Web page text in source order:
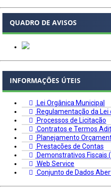
QUADRO DE AVISOS
INFORMAÇÕES ÚTEIS
Lei Orgânica Municipal
Regulamentação da
Processos de Licitação
Contratos e Termos
Planejamento
Prestações de Contas
Demonstrativos Fiscais
Web Service
Conjunto de Dados